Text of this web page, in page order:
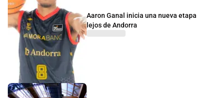
Aaron Ganal inicia una nueva etapa
lejos de Andorra